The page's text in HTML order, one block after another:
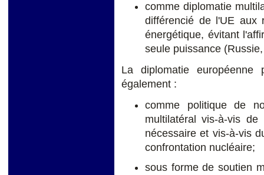
comme diplomatie
différencié de l'UE aux
énergétique, évitant
seule puissance
La diplomatie
également :
comme politique de
multilatéral vis-à-vis
nécessaire et vis-à-vis
confrontation nucléaire;
sous forme de soutien